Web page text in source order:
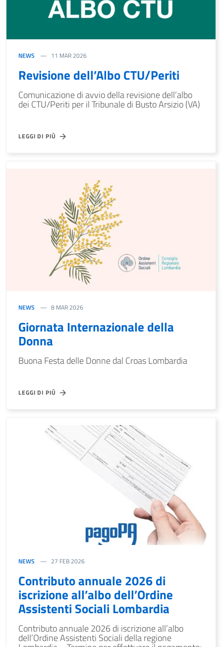
NEWS 11 MAR 2026
Revisione dell’Albo CTU/Periti
Comunicazione di avvio della revisione dell’albo
dei CTU/Periti per il Tribunale di Busto Arsizio (VA)
LEGGI DI PIÙ
NEWS 8 MAR 2026
Giornata Internazionale della
Donna
Buona Festa delle Donne dal Croas Lombardia
LEGGI DI PIÙ
NEWS 27 FEB 2026
Contributo annuale 2026 di
iscrizione all’albo dell’Ordine
Assistenti Sociali Lombardia
Contributo annuale 2026 di iscrizione all’albo
dell’Ordine Assistenti Sociali della regione